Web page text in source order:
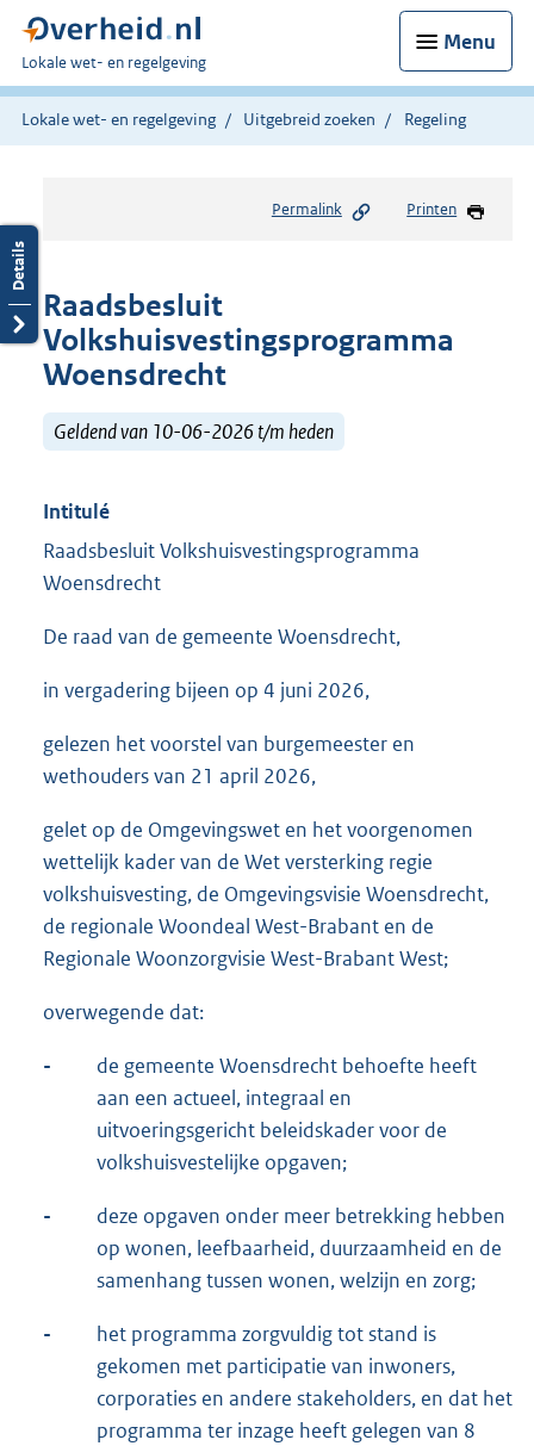
Menu
U
bent
hier:
Lokale wet- en regelgeving
Lokale wet- en regelgeving Uitgebreid zoeken Regeling
Permalink Printen
Raadsbesluit
Volkshuisvestingsprogramma
Woensdrecht
Geldend van 10-06-2026 t/m heden
Intitulé
Raadsbesluit Volkshuisvestingsprogramma
Woensdrecht
De raad van de gemeente Woensdrecht,
in vergadering bijeen op 4 juni 2026,
gelezen het voorstel van burgemeester en
wethouders van 21 april 2026,
gelet op de Omgevingswet en het voorgenomen
wettelijk kader van de Wet versterking regie
volkshuisvesting, de Omgevingsvisie Woensdrecht,
de regionale Woondeal West-Brabant en de
Regionale Woonzorgvisie West-Brabant West;
overwegende dat:
-
de gemeente Woensdrecht behoefte heeft
aan een actueel, integraal en
uitvoeringsgericht beleidskader voor de
volkshuisvestelijke opgaven;
-
deze opgaven onder meer betrekking hebben
op wonen, leefbaarheid, duurzaamheid en de
samenhang tussen wonen, welzijn en zorg;
-
het programma zorgvuldig tot stand is
gekomen met participatie van inwoners,
corporaties en andere stakeholders, en dat het
programma ter inzage heeft gelegen van 8